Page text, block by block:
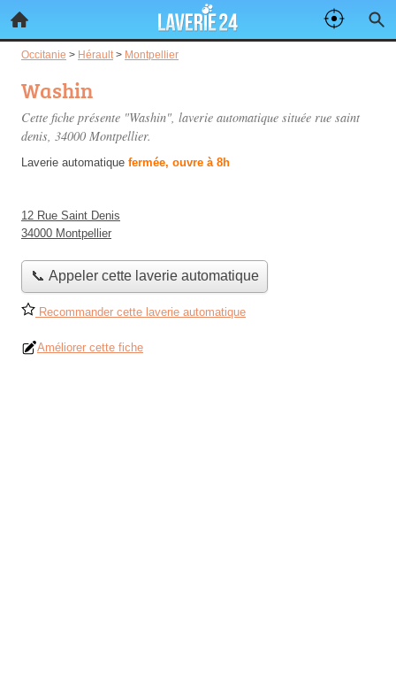
Occitanie > Hérault > Montpellier
Washin
Cette fiche présente "Washin", laverie automatique située rue saint
denis, 34000 Montpellier.
Laverie automatique fermée, ouvre à 8h
12 Rue Saint Denis
34000 Montpellier
📞 Appeler cette laverie automatique
Recommander cette laverie automatique
Améliorer cette fiche